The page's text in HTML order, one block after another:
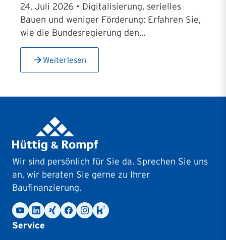
24. Juli 2026 • Digitalisierung, serielles
Bauen und weniger Förderung: Erfahren Sie,
wie die Bundesregierung den...
Weiterlesen
Wir sind persönlich für Sie da. Sprechen Sie uns
an, wir beraten Sie gerne zu Ihrer
Baufinanzierung.
Service